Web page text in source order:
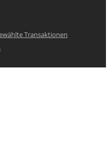
Transaktionen